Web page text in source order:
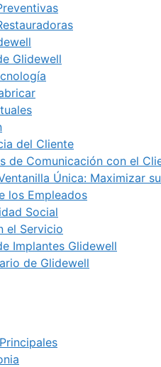
Glidewell
del Cliente
de Comunicación con el
Única: Maximizar
los Empleados
Social
el Servicio
Implantes Glidewell
de Glidewell